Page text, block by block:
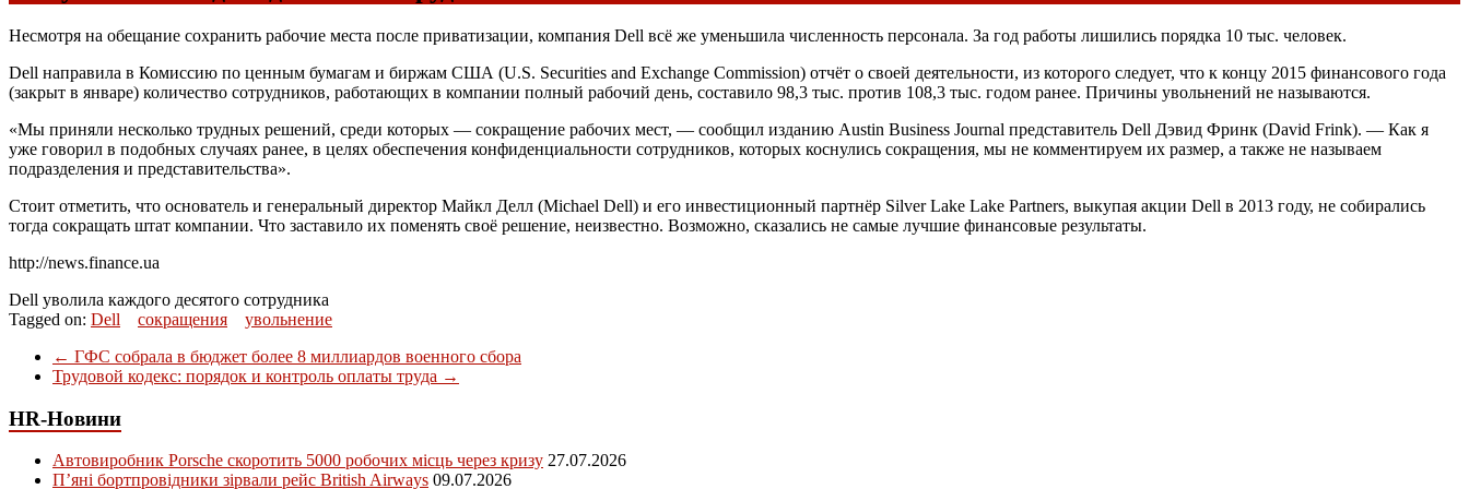
Несмотря на обещание сохранить рабочие места после приватизации, компания Dell всё же уменьшила численность персонала. За год работы лишились порядка 10 тыс. человек.
Dell направила в Комиссию по ценным бумагам и биржам США (U.S. Securities and Exchange Commission) отчёт о своей деятельности, из которого следует, что к концу 2015 финансового года
(закрыт в январе) количество сотрудников, работающих в компании полный рабочий день, составило 98,3 тыс. против 108,3 тыс. годом ранее. Причины увольнений не называются.
«Мы приняли несколько трудных решений, среди которых — сокращение рабочих мест, — сообщил изданию Austin Business Journal представитель Dell Дэвид Фринк (David Frink). — Как я
уже говорил в подобных случаях ранее, в целях обеспечения конфиденциальности сотрудников, которых коснулись сокращения, мы не комментируем их размер, а также не называем
подразделения и представительства».
Стоит отметить, что основатель и генеральный директор Майкл Делл (Michael Dell) и его инвестиционный партнёр Silver Lake Lake Partners, выкупая акции Dell в 2013 году, не собирались
тогда сокращать штат компании. Что заставило их поменять своё решение, неизвестно. Возможно, сказались не самые лучшие финансовые результаты.
http://news.finance.ua
Dell уволила каждого десятого сотрудника
Tagged on: Dell сокращения
увольнение
← ГФС собрала в бюджет более 8 миллиардов военного сбора
Трудовой кодекс: порядок и контроль оплаты труда →
HR-Новини
Автовиробник Porsche скоротить 5000 робочих місць через кризу 27.07.2026
П’яні бортпровідники зірвали рейс British Airways 09.07.2026